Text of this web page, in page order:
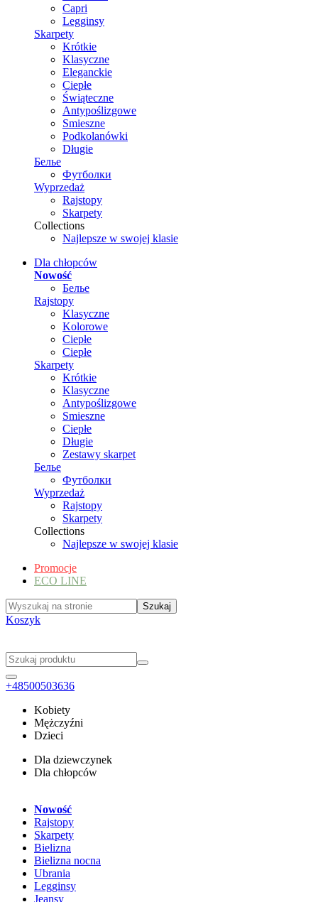
Capri
Legginsy
Skarpety
Krótkie
Klasyczne
Eleganckie
Ciepłe
Świąteczne
Antypoślizgowe
Smieszne
Podkolanówki
Długie
Белье
Футболки
Wyprzedaż
Rajstopy
Skarpety
Collections
Najlepsze w swojej klasie
Dla chłopców
Nowość
Белье
Rajstopy
Klasyczne
Kolorowe
Ciepłe
Ciepłe
Skarpety
Krótkie
Klasyczne
Antypoślizgowe
Smieszne
Ciepłe
Długie
Zestawy skarpet
Белье
Футболки
Wyprzedaż
Rajstopy
Skarpety
Collections
Najlepsze w swojej klasie
Promocje
ECO LINE
Koszyk
+48500503636
Kobiety
Mężczyźni
Dzieci
Dla dziewczynek
Dla chłopców
Nowość
Rajstopy
Skarpety
Bielizna
Bielizna nocna
Ubrania
Legginsy
Jeansy